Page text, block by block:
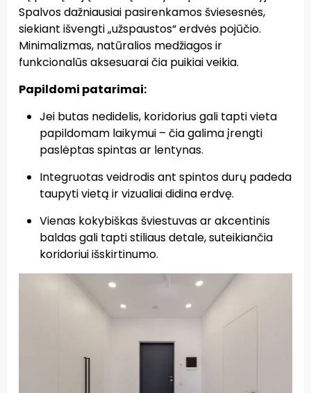
Spalvos dažniausiai pasirenkamos šviesesnės,
siekiant išvengti „užspaustos“ erdvės pojūčio.
Minimalizmas, natūralios medžiagos ir
funkcionalūs aksesuarai čia puikiai veikia.
Papildomi patarimai:
Jei butas nedidelis, koridorius gali tapti vieta
papildomam laikymui – čia galima įrengti
paslėptas spintas ar lentynas.
Integruotas veidrodis ant spintos durų padeda
taupyti vietą ir vizualiai didina erdvę.
Vienas kokybiškas šviestuvas ar akcentinis
baldas gali tapti stiliaus detale, suteikiančia
koridoriui išskirtinumo.